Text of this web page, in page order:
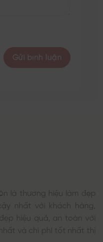
là thương hiệu làm đẹp
nhất với khách hàng,
hiệu quả, an toàn với
và chi phí tốt nhất thị